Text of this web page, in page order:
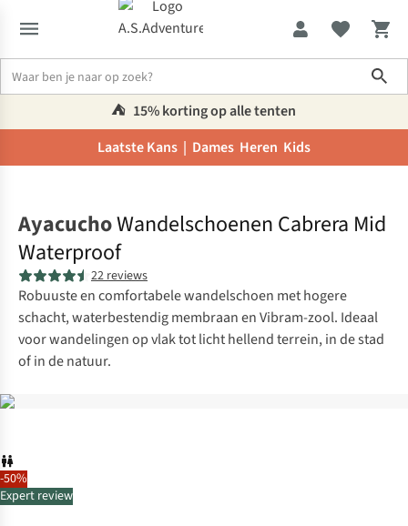
⛺️ 15% korting op alle tenten
Laatste Kans | Dames Heren Kids
-50%
Expert review
AyacuchoWandelschoenen Cabrera Mid
Waterproof
22 reviews
Robuuste en comfortabele wandelschoen met hogere
schacht, waterbestendig membraan en Vibram-zool. Ideaal
voor wandelingen op vlak tot licht hellend terrein, in de stad
of in de natuur.